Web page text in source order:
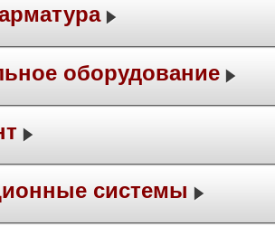
оборудование
системы